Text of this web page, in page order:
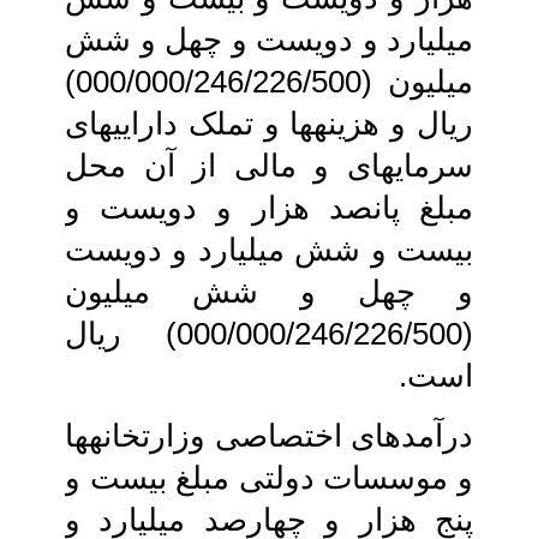
میلیارد و دویست و چهل و شش
میلیون‏ (000/000/246/226/500)
ریال و هزینه‏ها و تملک دارایی‏های
سرمایه‏ای و مالی از آن‏ محل
مبلغ پانصد هزار و دویست و
بیست و شش میلیارد و دویست
و چهل و شش میلیون‏
(000/000/246/226/500) ریال
است.
درآمدهای اختصاصی وزارتخانه‏ها
و موسسات دولتی مبلغ بیست و
پنج هزار و چهارصد میلیارد و